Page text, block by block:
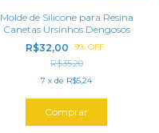
Molde de Silicone para Resina
Canetas Ursinhos Dengosos
R$32,00-9%OFF
R$35,20
7 xde R$5,24